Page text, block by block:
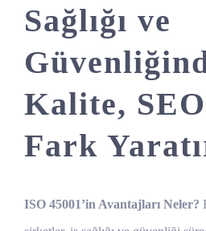
Sağlığı ve
Kalite,
Fark
ISO 45001’in Avantajları Neler?